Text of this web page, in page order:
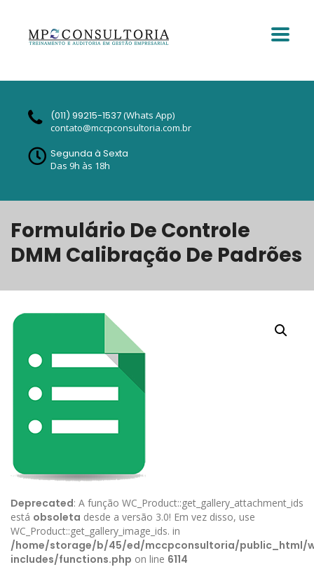
(011) 99215-1537(Whats App)
contato@mccpconsultoria.com.br
Segunda à Sexta
Das 9h às 18h
Formulário De Controle
DMM Calibração De Padrões
Deprecated: A função WC_Product::get_gallery_attachment_ids
está obsoleta desde a versão 3.0! Em vez disso, use
WC_Product::get_gallery_image_ids. in
/home/storage/b/45/ed/mccpconsultoria/public_html/
includes/functions.php on line 6114